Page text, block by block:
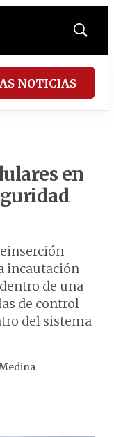
Mostrar
NOTICIAS
en
incautación
de una
de control
del sistema